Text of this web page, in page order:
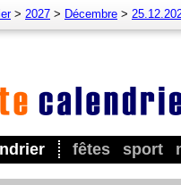
fêtes sport
> 2027 > Décembre >